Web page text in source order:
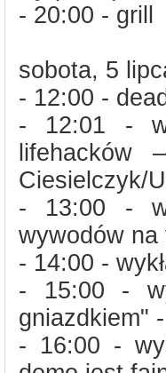
- 20:00 - grill
sobota, 5
- 12:00 -
- 12:01 -
lifehacków
Ciesielczyk/
- 13:00 -
wywodów na
- 14:00 -
- 15:00 -
gniazdkiem"
- 16:00 -